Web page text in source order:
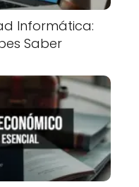
Informática:
Saber